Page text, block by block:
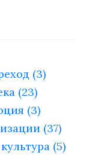
(3)
(23)
(3)
(37)
(5)